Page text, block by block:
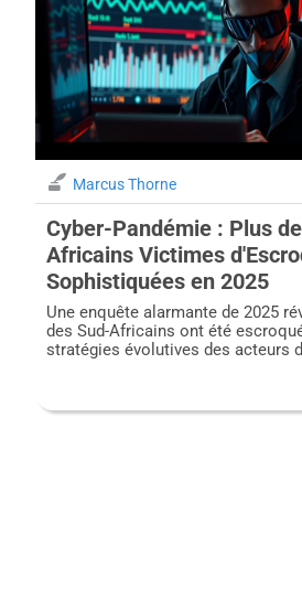
Marcus Thorne
Cyber-Pandémie : Plus
Africains Victimes
Sophistiquées en 2025
Une enquête alarmante de 2025
des Sud-Africains ont été
stratégies évolutives des acteurs